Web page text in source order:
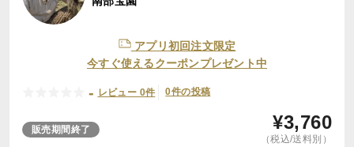
アプリ初回注文限定
今すぐ使えるクーポンプレゼント中
- レビュー 0件 0件の投稿
販売期間終了 ¥3,760
（税込/送料別）